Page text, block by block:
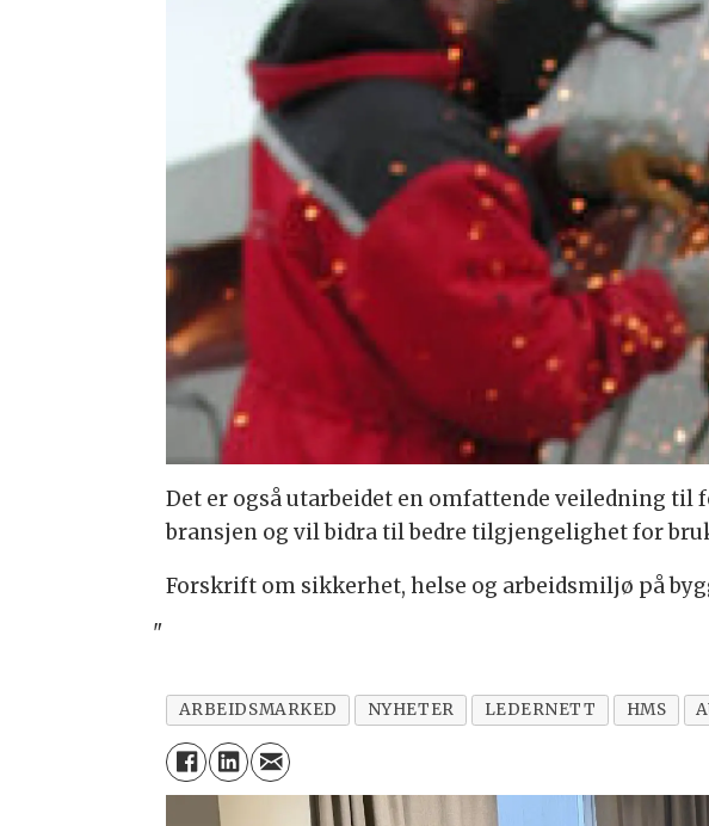
Det er også utarbeidet en omfattende veiledning
bransjen og vil bidra til bedre tilgjengelighet for
Forskrift om sikkerhet, helse og arbeidsmiljø på
"
ARBEIDSMARKED NYHETER LEDERNETT HMS